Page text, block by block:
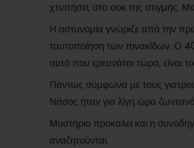
χτυπήσει, στο σοκ της στιγμής.
Η αστυνομία γνώριζε από την
ταυτοποίηση των πινακίδων. Ο
αυτό που ερευνάται τώρα, είναι
Πάντως σύμφωνα με τους
Νάσος ήταν για λίγη ώρα
Μυστήριο προκαλεί και η
αναζητούνται.